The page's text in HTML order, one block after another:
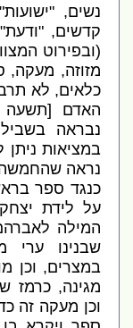
נשים, " ישועות"
קדשים, " ודעת"
ובפירוט
מזוזה,מעקה,
כלאים,לא
האדם[ תשעה
נבראה
במציאות ניתן
נראה שהחמשה(
כנגד ספר
על לידת יצחק
המילה לאברהם
שבנינו ערי
במצרים,וכן
מגינה,כרמז שה
וכן מעקה זה